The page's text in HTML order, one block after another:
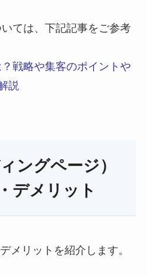
ては、下記記事をご参考
戦略や集客のポイントや
説
ングページ）
デメリット
メリットを紹介します。